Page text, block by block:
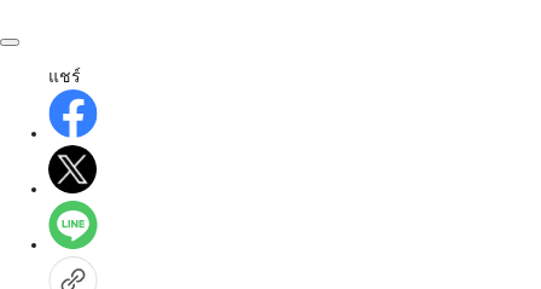
แชร์